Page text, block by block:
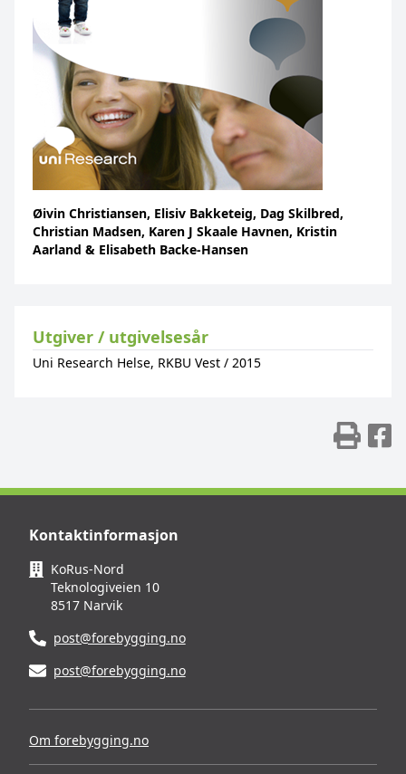
Øivin Christiansen, Elisiv Bakketeig, Dag Skilbred,
Christian Madsen, Karen J Skaale Havnen, Kristin
Aarland & Elisabeth Backe-Hansen
Utgiver / utgivelsesår
Uni Research Helse, RKBU Vest / 2015
Kontaktinformasjon
KoRus-Nord
Teknologiveien 10
8517 Narvik
post@forebygging.no
post@forebygging.no
Om forebygging.no